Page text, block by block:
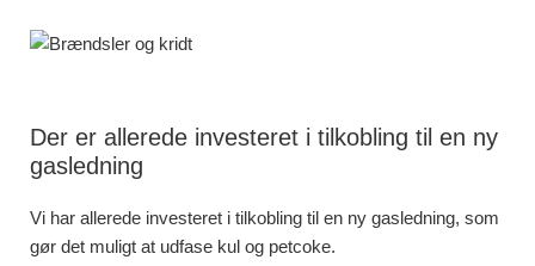
Der er allerede investeret i tilkobling til en ny
gasledning
Vi har allerede investeret i tilkobling til en ny gasledning, som
gør det muligt at udfase kul og petcoke.